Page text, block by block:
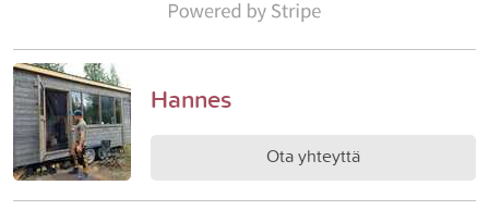
Hannes
Ota yhteyttä